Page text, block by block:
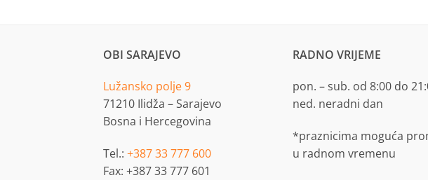
OBI SARAJEVO
Lužansko polje 9
71210 Ilidža – Sarajevo
Bosna i Hercegovina
Tel.: +387 33 777 600
Fax: +387 33 777 601
RADNO VRIJEME
pon. – sub. od 8:00 do
ned. neradni dan
*praznicima moguća
u radnom vremenu